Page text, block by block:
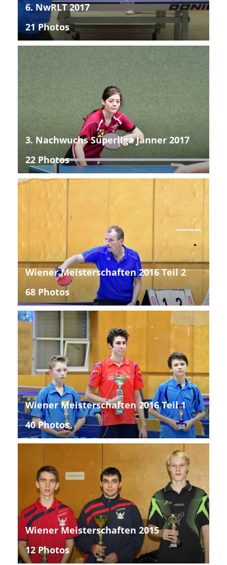
6. NwRLT 2017
21 Photos
3. Nachwuchs Superliga Jänner 2017
22 Photos
Wiener Meisterschaften 2016 Teil 2
68 Photos
Wiener Meisterschaften 2016 Teil 1
40 Photos
Wiener Meisterschaften 2015
12 Photos